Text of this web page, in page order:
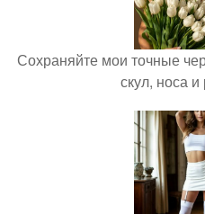
Сохраняйте мои точные
скул, носа и